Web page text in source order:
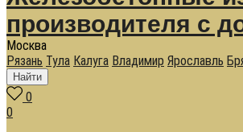
Москва
Рязань Тула Калуга Владимир Ярославль
Найти
0
0